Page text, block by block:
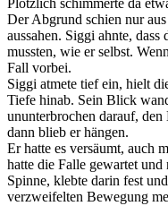
Der Abgrund schien nur
aussahen. Siggi ahnte, dass
mussten, wie er selbst.
Fall vorbei.
Siggi atmete tief ein, hielt
Tiefe hinab. Sein Blick
ununterbrochen darauf,
dann blieb er hängen.
Er hatte es versäumt, auch
hatte die Falle gewartet
Spinne, klebte darin fest
verzweifelten Bewegung